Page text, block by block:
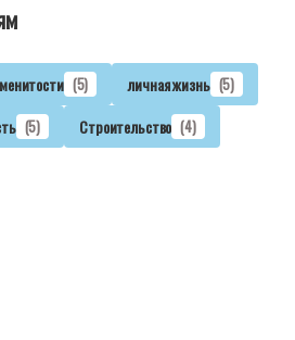
(5) личная жизнь (5)
(5) Строительство (4)